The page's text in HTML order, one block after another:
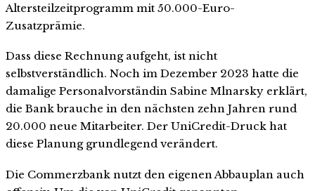
Altersteilzeitprogramm mit 50.000-Euro-
Zusatzprämie.
Dass diese Rechnung aufgeht, ist nicht
selbstverständlich. Noch im Dezember 2023 hatte die
damalige Personalvorständin Sabine Mlnarsky erklärt,
die Bank brauche in den nächsten zehn Jahren rund
20.000 neue Mitarbeiter. Der UniCredit-Druck hat
diese Planung grundlegend verändert.
Die Commerzbank nutzt den eigenen Abbauplan auch